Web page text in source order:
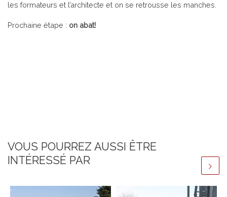
les formateurs et l’architecte et on se retrousse les manches.
Prochaine étape : on abat!
VOUS POURREZ AUSSI ÊTRE
INTÉRESSÉ PAR